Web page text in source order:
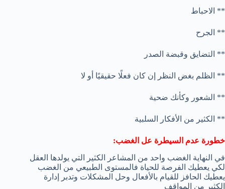
** الاحباط
** الجرح
** التضايق وقبضة الصدر
** الظلم بغض النظر إن كان فعلًا حقيقيًا أو لا
** الشعور وكأنك ضحية
** الكثير من الأفكار السلبية
خطورة عدم السيطرة عل الغضب:
في النهاية الغضب واحد من المشاعر الكثير التي يولدها العقل
لكي يعطيك الفرصة للحياة فالمستوى الطبيعي من الغضب
يعطيك الحافز للقيام بالأفعال وحل المشكلات وتدبر إدارة
الكثير من المواقف